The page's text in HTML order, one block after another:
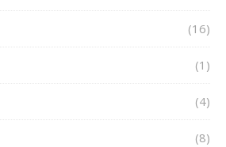
(16)
(1)
(4)
(8)